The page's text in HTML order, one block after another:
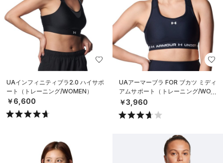
UAインフィニティブラ2.0 ハイサポ
ート（トレーニング/WOMEN）
￥6,600
UAアーマーブラ FOR ブカツ ミディ
アムサポート（トレーニング/WOM
EN）
￥3,960